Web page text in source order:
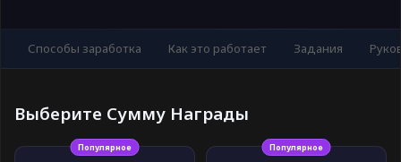
Способы заработка Как это работает Задания
Выберите Сумму Награды
Популярное Популярное